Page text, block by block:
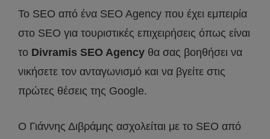
Το SEO από ένα SEO Agency που έχει εμπειρία
στο SEO για τουριστικές επιχειρήσεις όπως είναι
το Divramis SEO Agency θα σας βοηθήσει να
νικήσετε τον ανταγωνισμό και να βγείτε στις
πρώτες θέσεις της Google.
Ο Γιάννης Διβράμης ασχολείται με το SEO από